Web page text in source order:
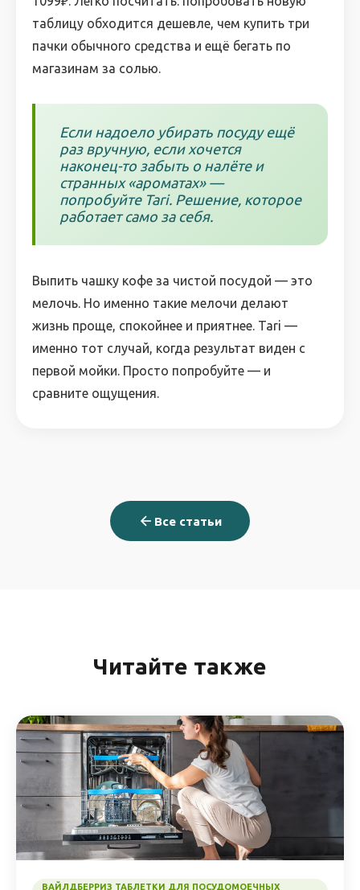
таблицу обходится дешевле, чем купить три
пачки обычного средства и ещё бегать по
магазинам за солью.
Если надоело убирать посуду ещё
раз вручную, если хочется
наконец-то забыть о налёте и
странных «ароматах» —
попробуйте Tari. Решение, которое
работает само за себя.
Выпить чашку кофе за чистой посудой — это
мелочь. Но именно такие мелочи делают
жизнь проще, спокойнее и приятнее. Tari —
именно тот случай, когда результат виден с
первой мойки. Просто попробуйте — и
сравните ощущения.
Все статьи
Читайте также
ВАЙЛДБЕРРИЗ ТАБЛЕТКИ ДЛЯ ПОСУДОМОЕЧНЫХ